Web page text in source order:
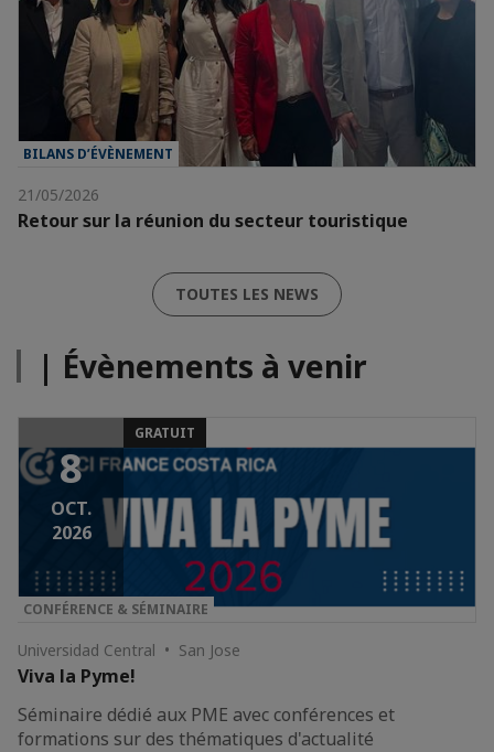
BILANS D’ÉVÈNEMENT
21/05/2026
Retour sur la réunion du secteur touristique
TOUTES LES NEWS
| Évènements à venir
8
OCT.
2026
GRATUIT
CONFÉRENCE & SÉMINAIRE
Universidad Central • San Jose
Viva la Pyme!
Séminaire dédié aux PME avec conférences et
formations sur des thématiques d'actualité